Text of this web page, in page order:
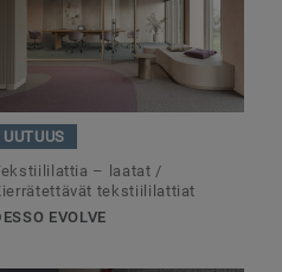
UUTUUS
– laatat /
tekstiililattiat
EVOLVE